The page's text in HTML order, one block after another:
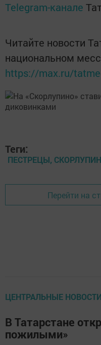
Telegram-канале
Читайте новости
национальном
https://max.ru/
Теги:
ПЕСТРЕЦЫ,
Перейти на
ЦЕНТРАЛЬНЫЕ НОВОСТИ
В Татарстане
пожилыми»